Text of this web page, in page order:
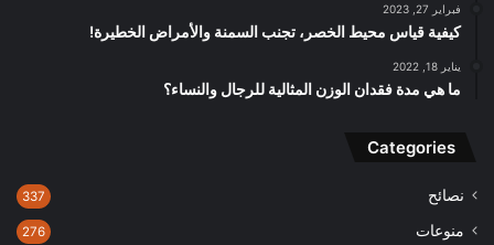
فبراير 27, 2023
كيفية قياس محيط الخصر، تجنب السمنة والأمراض الخطيرة!
يناير 18, 2022
ما هي مدة فقدان الوزن المثالية للرجال والنساء؟
Categories
نصائح 337
منوعات 276